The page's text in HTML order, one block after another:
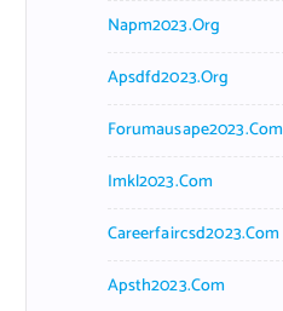
Napm2023.org
Apsdfd2023.org
Forumausape2023.com
Imkl2023.com
Careerfaircsd2023.com
Apsth2023.com